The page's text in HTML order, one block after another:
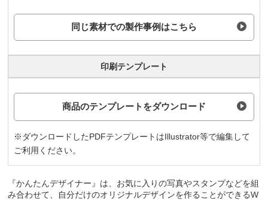
同じ素材での製作事例はこちら
印刷テンプレート
商品のテンプレートをダウンロード
※ダウンロードしたPDFテンプレートはIllustrator等で編集して
ご利用ください。
『かんたんデザイナー』は、お気に入りの写真やスタンプなどを組
み合わせて、自分だけのオリジナルデザインを作ることができるW